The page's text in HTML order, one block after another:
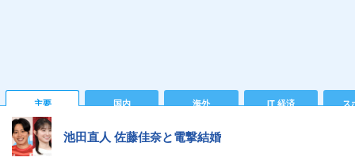
主要 国内 海外 IT 経済 ス
池田直人 佐藤佳奈と電撃結婚